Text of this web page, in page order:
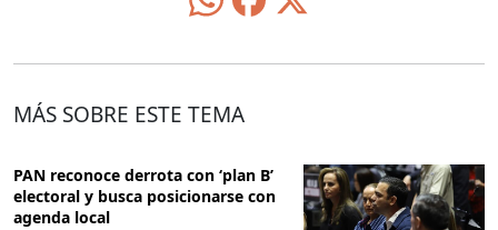
MÁS SOBRE ESTE TEMA
PAN reconoce derrota con ‘plan B’
electoral y busca posicionarse con
agenda local